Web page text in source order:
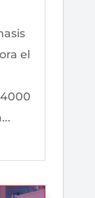
el
4000